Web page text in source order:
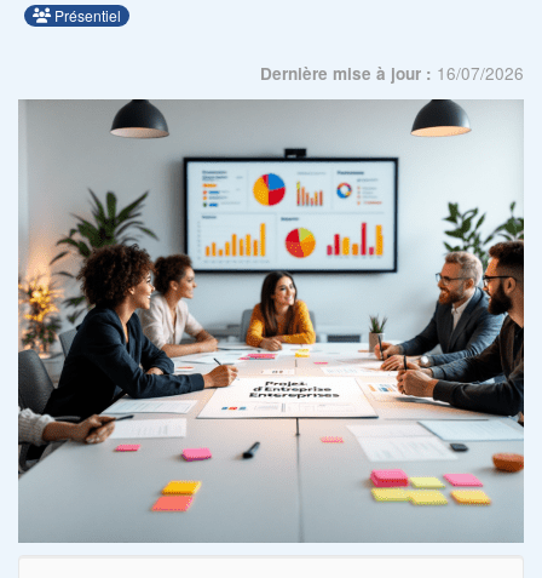
Présentiel
Dernière mise à jour : 16/07/2026